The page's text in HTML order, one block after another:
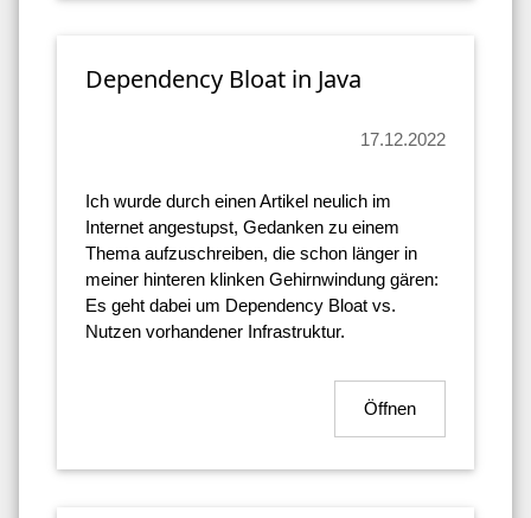
Dependency Bloat in Java
17.12.2022
Ich wurde durch einen Artikel neulich im
Internet angestupst, Gedanken zu einem
Thema aufzuschreiben, die schon länger in
meiner hinteren klinken Gehirnwindung gären:
Es geht dabei um Dependency Bloat vs.
Nutzen vorhandener Infrastruktur.
Öffnen